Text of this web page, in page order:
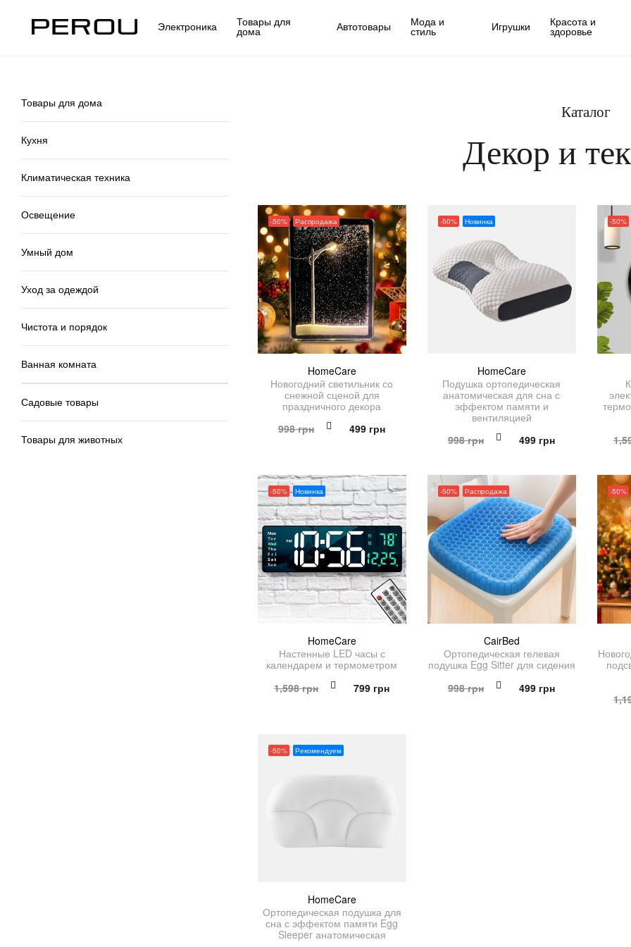
Электроника Товары для
дома Автотовары Мода и
стиль Игрушки Красота и
здоровье
Товары для дома
Кухня
Климатическая техника
Освещение
Умный дом
Уход за одеждой
Чистота и порядок
Ванная комната
Садовые товары
Товары для животных
Каталог
Декор и
-50% Распродажа
HomeCare
Новогодний светильник со
снежной сценой для
праздничного декора
998грн
Первоначальная
499 грнТекущая
-50% Новинка
HomeCare
Подушка ортопедическая
анатомическая для сна с
эффектом памяти и
вентиляцией
998грн
Первоначальная
998 грн.
499 грнТекущая
-50%
-50% Новинка
HomeCare
Настенные LED часы с
календарем и термометром
1,598грн
Первоначальная
799 грнТекущая
-50% Распродажа
CairBed
Ортопедическая гелевая
подушка Egg Sitter для сидения
998грн
Первоначальная
499 грнТекущая
-50%
-50% Рекомендуем
HomeCare
Ортопедическая подушка для
сна с эффектом памяти Egg
Sleeper анатомическая